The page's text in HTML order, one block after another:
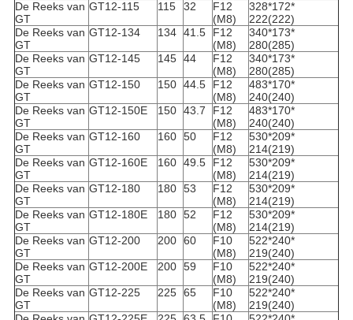
De Reeks van
GT
GT12-115 115 32
F12
(M8)
328*172*
222(222)
De Reeks van
GT
GT12-134 134 41.5
F12
(M8)
340*173*
280(285)
De Reeks van
GT
GT12-145 145 44
F12
(M8)
340*173*
280(285)
De Reeks van
GT
GT12-150 150 44.5
F12
(M8)
483*170*
240(240)
De Reeks van
GT
GT12-150E 150 43.7
F12
(M8)
483*170*
240(240)
De Reeks van
GT
GT12-160 160 50
F12
(M8)
530*209*
214(219)
De Reeks van
GT
GT12-160E 160 49.5
F12
(M8)
530*209*
214(219)
De Reeks van
GT
GT12-180 180 53
F12
(M8)
530*209*
214(219)
De Reeks van
GT
GT12-180E 180 52
F12
(M8)
530*209*
214(219)
De Reeks van
GT
GT12-200 200 60
F10
(M8)
522*240*
219(240)
De Reeks van
GT
GT12-200E 200 59
F10
(M8)
522*240*
219(240)
De Reeks van
GT
GT12-225 225 65
F10
(M8)
522*240*
219(240)